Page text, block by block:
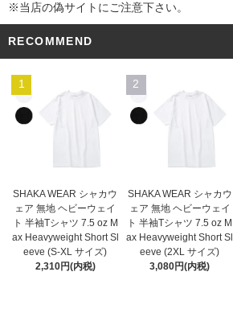
※当店の偽サイトにご注意下さい。
RECOMMEND
1
SHAKA WEAR シャカウ
ェア 無地 ヘビーウェイ
ト 半袖Tシャツ 7.5 oz M
ax Heavyweight Short Sl
eeve (S-XL サイズ)
2,310円(内税)
2
SHAKA WEAR シャカウ
ェア 無地 ヘビーウェイ
ト 半袖Tシャツ 7.5 oz M
ax Heavyweight Short Sl
eeve (2XL サイズ)
3,080円(内税)